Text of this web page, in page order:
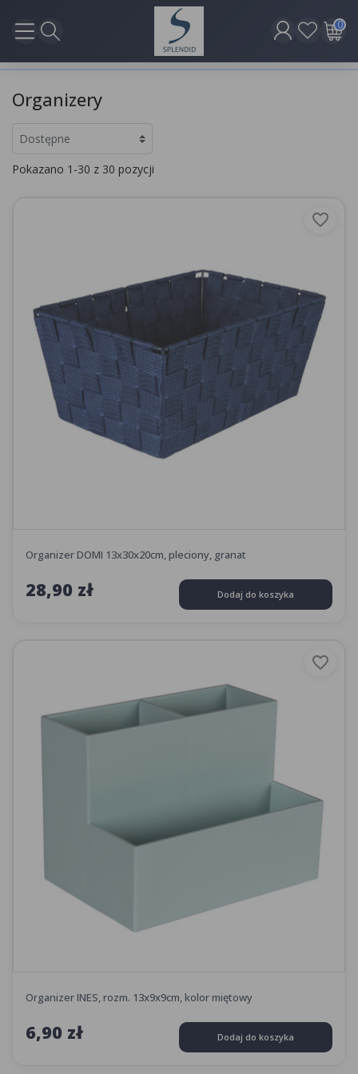
0
Organizery
Pokazano 1-30 z 30 pozycji
favorite_border
Organizer DOMI 13x30x20cm, pleciony, granat
28,90 zł Dodaj do koszyka
favorite_border
Organizer INES, rozm. 13x9x9cm, kolor miętowy
6,90 zł Dodaj do koszyka